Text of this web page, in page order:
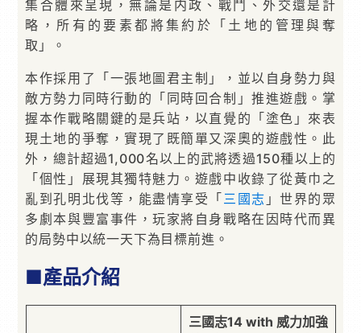
集合體來呈現，無論是内政、戰鬥、外交還是計
略，所有的要素都將集約於「土地的管理與奪
取」。
本作採用了「一張地圖君主制」，並以自身勢力與
敵方勢力同時行動的「同時回合制」推進遊戲。掌
握本作戰略關鍵的是兵站，以直覺的「塗色」來表
現土地的爭奪，實現了既簡單又深奧的遊戲性。此
外，總計超過1,000名以上的武將透過150種以上的
「個性」展現其獨特魅力。遊戲中收錄了從黃巾之
亂到孔明北伐等，能盡情享受「 三國志 」世界的眾
多劇本與豐富事件，玩家將自身戰略在因時代而異
的局勢中以統一天下為目標前進。
■產品介紹
三國志14 with 威力加強